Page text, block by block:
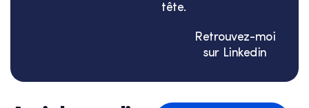
tête.
Retrouvez-moi
sur Linkedin